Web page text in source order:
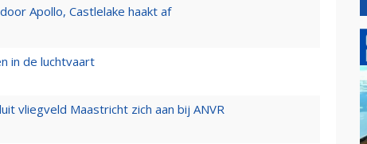
Apollo, Castlelake haakt af
in de luchtvaart
vliegveld Maastricht zich aan bij ANVR